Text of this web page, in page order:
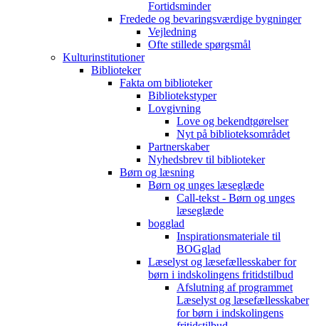
Fortidsminder
Fredede og bevaringsværdige bygninger
Vejledning
Ofte stillede spørgsmål
Kulturinstitutioner
Biblioteker
Fakta om biblioteker
Bibliotekstyper
Lovgivning
Love og bekendtgørelser
Nyt på biblioteksområdet
Partnerskaber
Nyhedsbrev til biblioteker
Børn og læsning
Børn og unges læseglæde
Call-tekst - Børn og unges
læseglæde
bogglad
Inspirationsmateriale til
BOGglad
Læselyst og læsefællesskaber for
børn i indskolingens fritidstilbud
Afslutning af programmet
Læselyst og læsefællesskaber
for børn i indskolingens